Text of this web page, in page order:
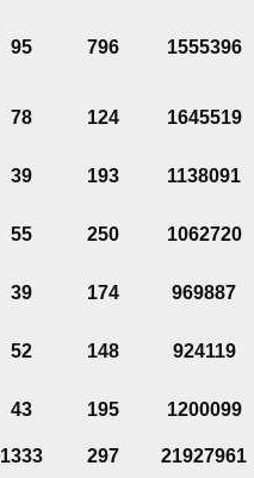
95 796 1555396
78 124 1645519
39 193 1138091
55 250 1062720
39 174 969887
52 148 924119
43 195 1200099
1333 297
21927961